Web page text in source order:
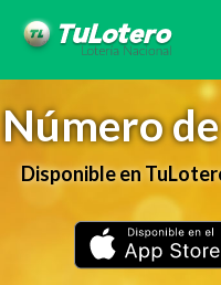
Número
Disponible en